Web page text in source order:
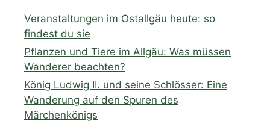
Veranstaltungen im Ostallgäu heute: so
findest du sie
Pflanzen und Tiere im Allgäu: Was müssen
Wanderer beachten?
König Ludwig II. und seine Schlösser: Eine
Wanderung auf den Spuren des
Märchenkönigs